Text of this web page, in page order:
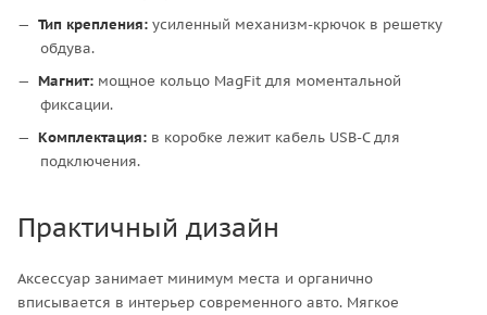
Тип крепления: усиленный механизм-крючок в решетку
обдува.
Магнит: мощное кольцо MagFit для моментальной
фиксации.
Комплектация: в коробке лежит кабель USB-C для
подключения.
Практичный дизайн
Аксессуар занимает минимум места и органично
вписывается в интерьер современного авто. Мягкое